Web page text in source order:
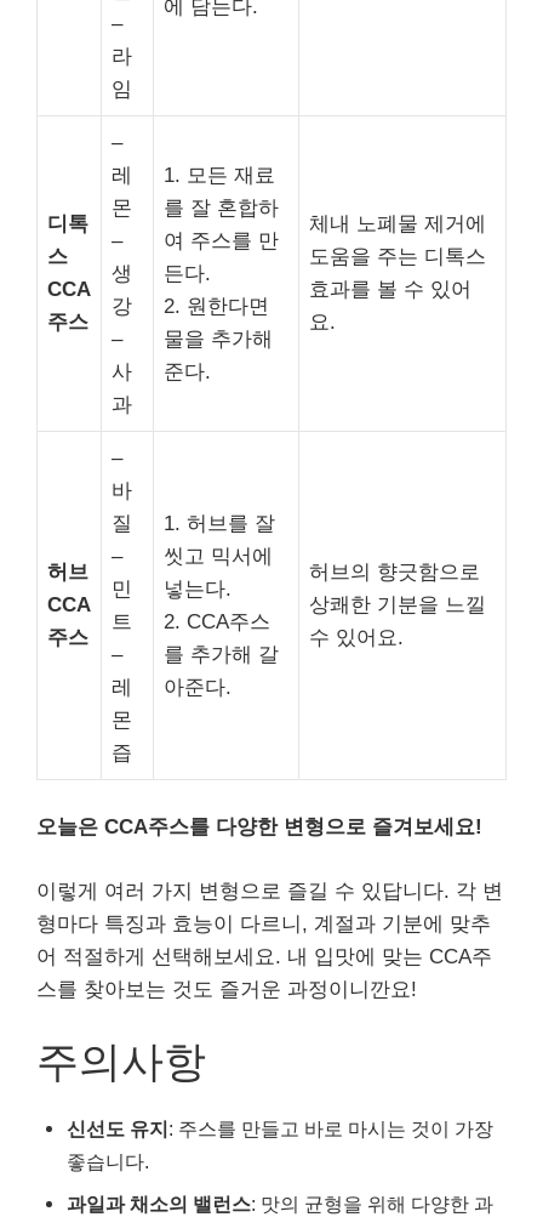
–
라
임
에 담는다.
디톡
스
CCA
주스
–
레
몬
–
생
강
–
사
과
1. 모든 재료
를 잘 혼합하
여 주스를 만
든다.
2. 원한다면
물을 추가해
준다.
체내 노폐물 제거에
도움을 주는 디톡스
효과를 볼 수 있어
요.
허브
CCA
주스
–
바
질
–
민
트
–
레
몬
즙
1. 허브를 잘
씻고 믹서에
넣는다.
2. CCA주스
를 추가해 갈
아준다.
허브의 향긋함으로
상쾌한 기분을 느낄
수 있어요.
오늘은 CCA주스를 다양한 변형으로 즐겨보세요!
이렇게 여러 가지 변형으로 즐길 수 있답니다. 각 변
형마다 특징과 효능이 다르니, 계절과 기분에 맞추
어 적절하게 선택해보세요. 내 입맛에 맞는 CCA주
스를 찾아보는 것도 즐거운 과정이니깐요!
주의사항
신선도 유지 : 주스를 만들고 바로 마시는 것이 가장
좋습니다.
과일과 채소의 밸런스: 맛의 균형을 위해 다양한 과